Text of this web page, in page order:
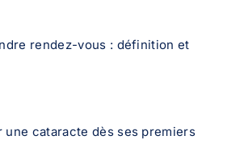
rendez-vous : définition et
une cataracte dès ses premiers